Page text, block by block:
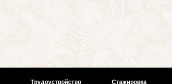
Трудоустройство Стажировка